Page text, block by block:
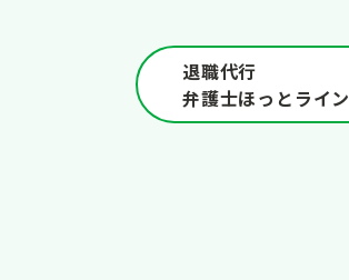
退職代行
弁護士ほっとライン